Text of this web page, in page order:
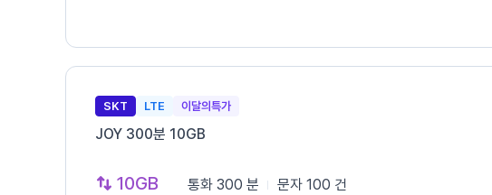
SKT LTE 이달의특가
JOY 300분 10GB
10GB 통화 300 분 문자 100 건